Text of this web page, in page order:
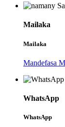
Mailaka
Mailaka
Mandefasa
WhatsApp
WhatsApp